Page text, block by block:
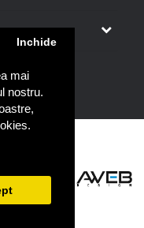
mai
nostru.
Inchide